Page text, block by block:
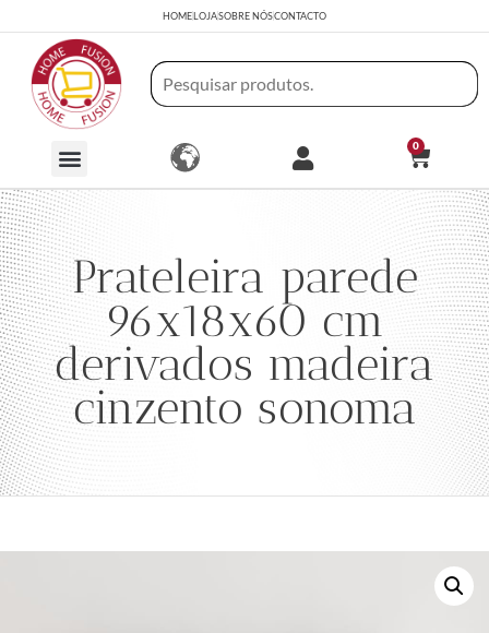
HOMELOJASOBRE NÓSCONTACTO
0
Prateleira parede
96x18x60 cm
derivados madeira
cinzento sonoma